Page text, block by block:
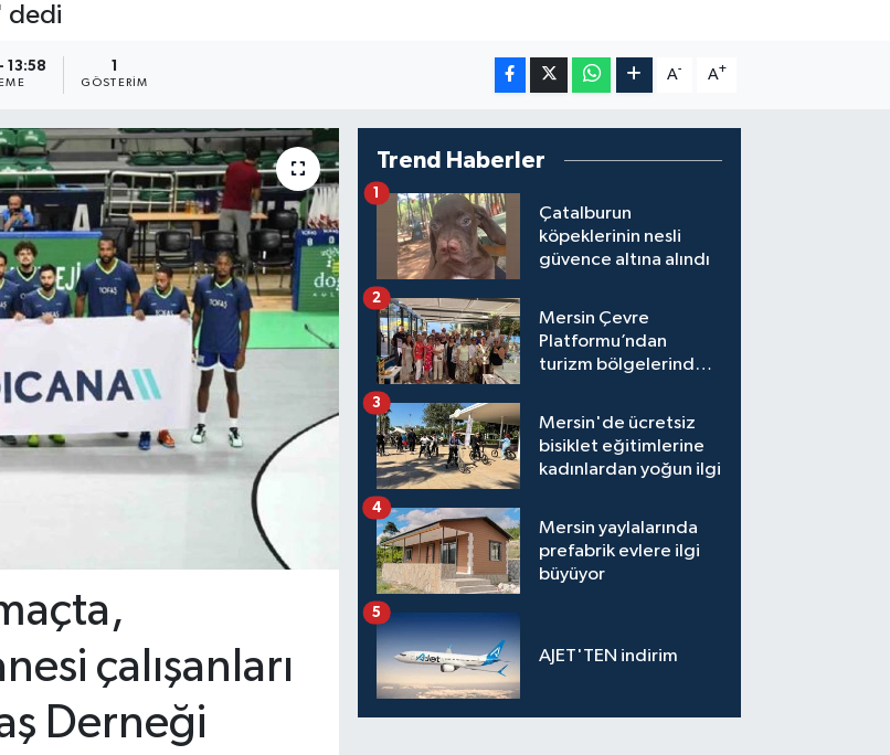
dedi
13:58
GÖSTERIM
A- A+
çalışanları
Derneği
Trend Haberler
Çatalburun
köpeklerinin nesli
güvence altına alındı
1
Mersin Çevre
Platformu’ndan
turizm bölgelerinde
2
Mersin'de ücretsiz
bisiklet eğitimlerine
kadınlardan yoğun ilgi
3
Mersin yaylalarında
prefabrik evlere ilgi
büyüyor
4
AJET'TEN indirim
5